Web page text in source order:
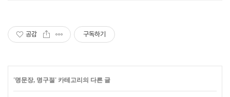
공감 구독하기
'명문장, 명구절' 카테고리의 다른 글